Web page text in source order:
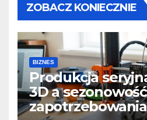
ZOBACZ KONIECZNIE
BIZNES
Produkcja
3D a sezonowość
zapotrzebowania